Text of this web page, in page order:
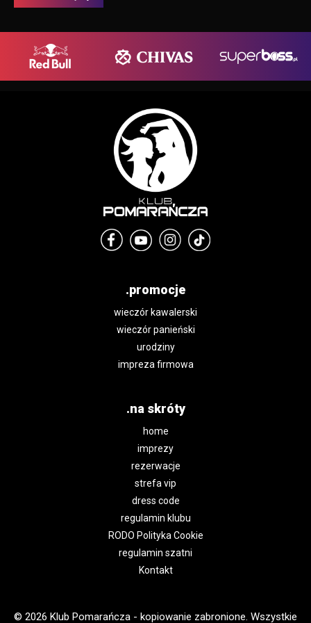
.promocje
wieczór kawalerski
wieczór panieński
urodziny
impreza firmowa
.na skróty
home
imprezy
rezerwacje
strefa vip
dress code
regulamin klubu
RODO Polityka Cookie
regulamin szatni
Kontakt
© 2026 Klub Pomarańcza - kopiowanie zabronione. Wszystkie